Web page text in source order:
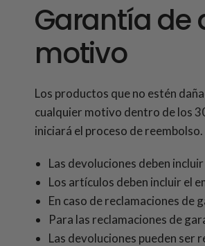
Garantía de
motivo
Los productos que no estén
cualquier motivo dentro de los
iniciará el proceso de reembolso.
Las devoluciones deben
Los artículos deben incluir el
En caso de reclamaciones de
Para las reclamaciones de
Las devoluciones pueden ser